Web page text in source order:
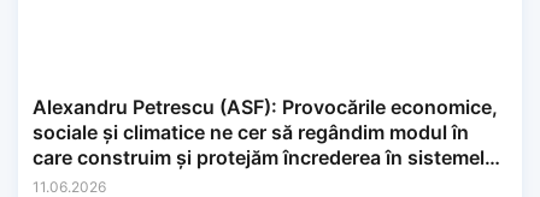
Alexandru Petrescu (ASF): Provocările economice,
sociale și climatice ne cer să regândim modul în
care construim și protejăm încrederea în sistemele
financiare.
11.06.2026